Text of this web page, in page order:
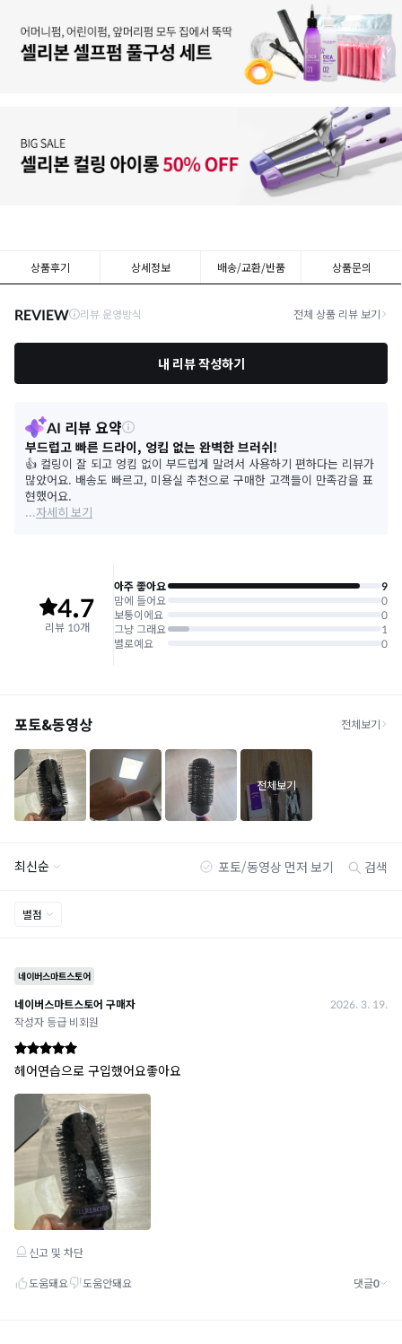
상품후기 상세정보 배송/교환/반품 상품문의